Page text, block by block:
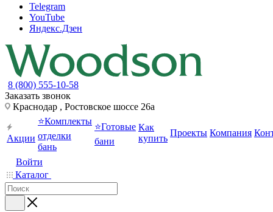
Telegram
YouTube
Яндекс.Дзен
8 (800) 555-10-58
Заказать звонок
Краснодар , Ростовское шоссе 26а
Акции
⭐Комплекты
отделки
бань
⭐Готовые
бани
Как
купить
Проекты Компания
Войти
Каталог